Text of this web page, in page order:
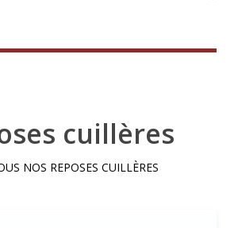
cuillères
NOS REPOSES CUILLÈRES